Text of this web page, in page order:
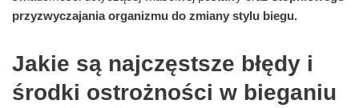
przyzwyczajania organizmu do zmiany stylu biegu.
Jakie są najczęstsze błędy i
środki ostrożności w bieganiu